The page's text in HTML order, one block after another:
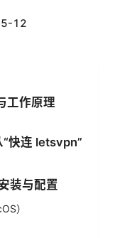
12
工作原理
快连 letsvpn”
装与配置
）